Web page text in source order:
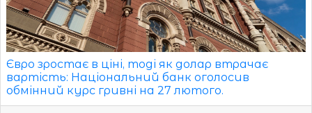
Євро зростає в ціні, тоді як долар втрачає
вартість: Національний банк оголосив
обмінний курс гривні на 27 лютого.